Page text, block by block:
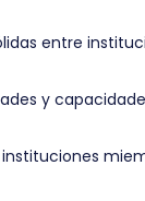
entre
y